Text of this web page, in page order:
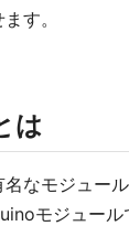
す。
は
なモジュー
モジュー